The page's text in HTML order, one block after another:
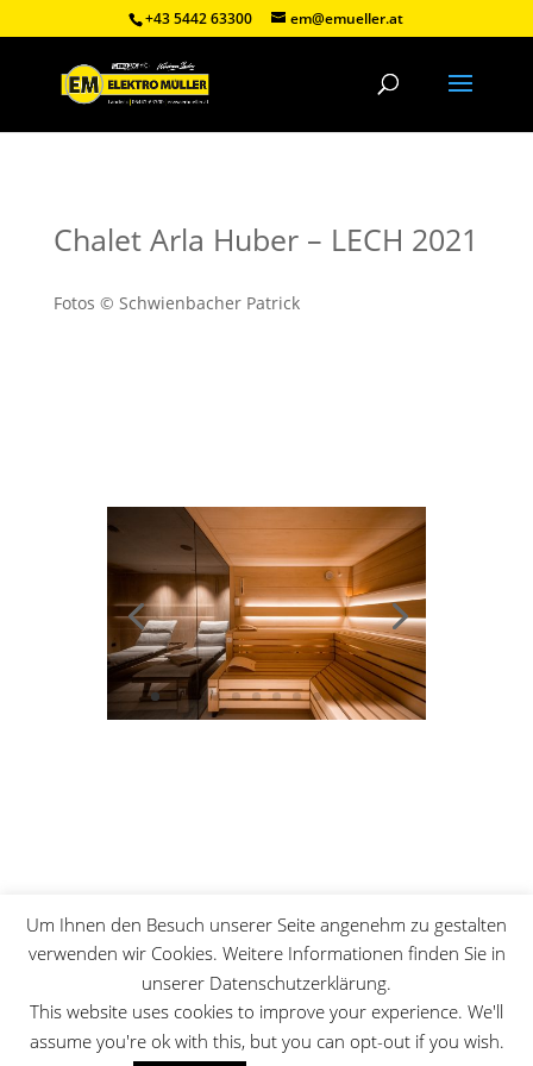
+43 5442 63300 em@emueller.at
Chalet Arla Huber – LECH 2021
Fotos © Schwienbacher Patrick
© 2025 Elektro Müller GmbH, A-6500 Landeck,
Um Ihnen den Besuch unserer Seite angenehm zu gestalten
verwenden wir Cookies. Weitere Informationen finden Sie in
unserer Datenschutzerklärung.
This website uses cookies to improve your experience. We'll
assume you're ok with this, but you can opt-out if you wish.